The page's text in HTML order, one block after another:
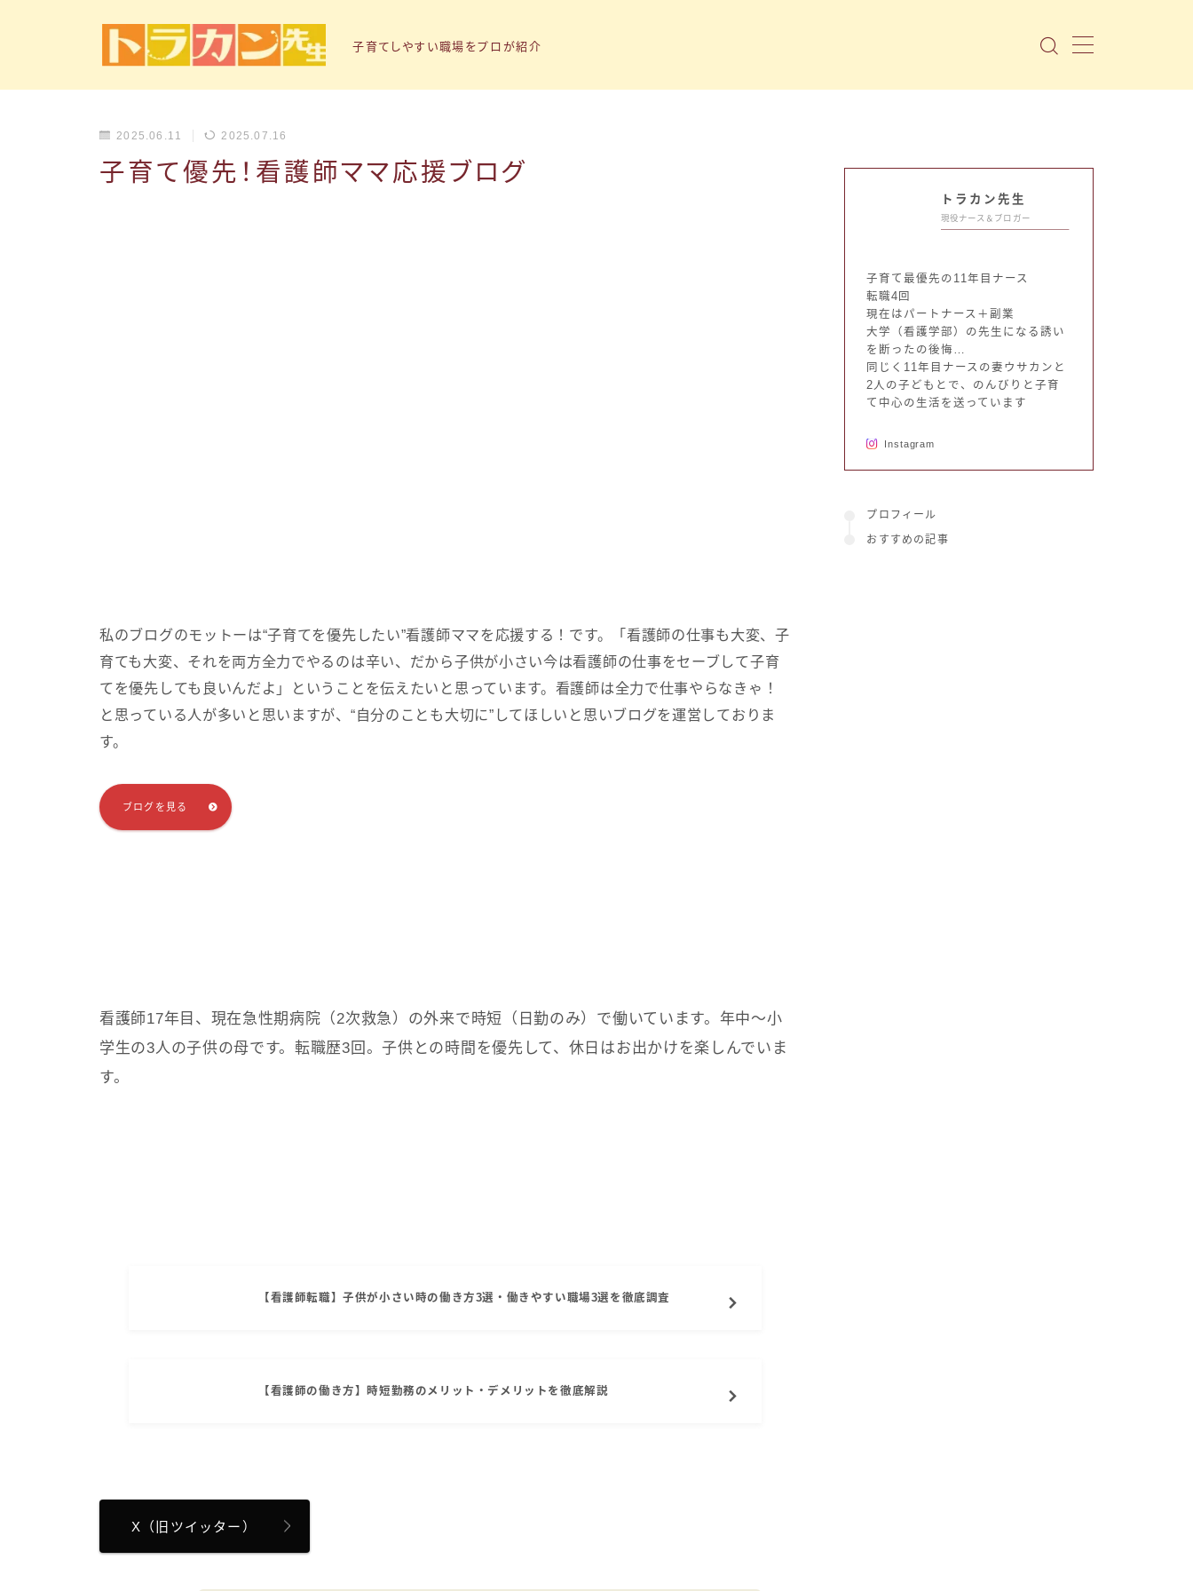
子育てしやすい職場をプロが紹介
トップページ
2025.06.11 2025.07.16
子育て優先！看護師ママ応援ブログ
私のブログのモットーは“子育てを優先したい”看護師ママを応援する！です。「看護師の仕事も大変、子
育ても大変、それを両方全力でやるのは辛い、だから子供が小さい今は看護師の仕事をセーブして子育
てを優先しても良いんだよ」ということを伝えたいと思っています。看護師は全力で仕事やらなきゃ！
と思っている人が多いと思いますが、“自分のことも大切に”してほしいと思いブログを運営しておりま
す。
ブログを見る
看護師17年目、現在急性期病院（2次救急）の外来で時短（日勤のみ）で働いています。年中〜小
学生の3人の子供の母です。転職歴3回。子供との時間を優先して、休日はお出かけを楽しんでいま
す。
【看護師転職】子供が小さい時の働き方3選・働きやすい職場3選を徹底調査
【看護師の働き方】時短勤務のメリット・デメリットを徹底解説
X（旧ツイッター）
トラカン先生
現役ナース＆ブロガー
子育て最優先の11年目ナース
転職4回
現在はパートナース＋副業
大学（看護学部）の先生になる誘い
を断ったの後悔…
同じく11年目ナースの妻ウサカンと
2人の子どもとで、のんびりと子育
て中心の生活を送っています
Instagram
プロフィール
おすすめの記事